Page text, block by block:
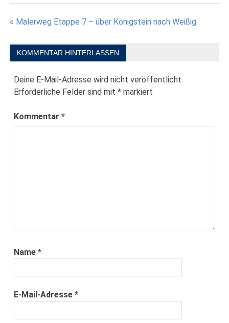
Beitragsnavigation
« Malerweg Etappe 7 – über Königstein nach Weißig
KOMMENTAR HINTERLASSEN
Deine E-Mail-Adresse wird nicht veröffentlicht.
Erforderliche Felder sind mit* markiert
Kommentar*
Name*
E-Mail-Adresse*